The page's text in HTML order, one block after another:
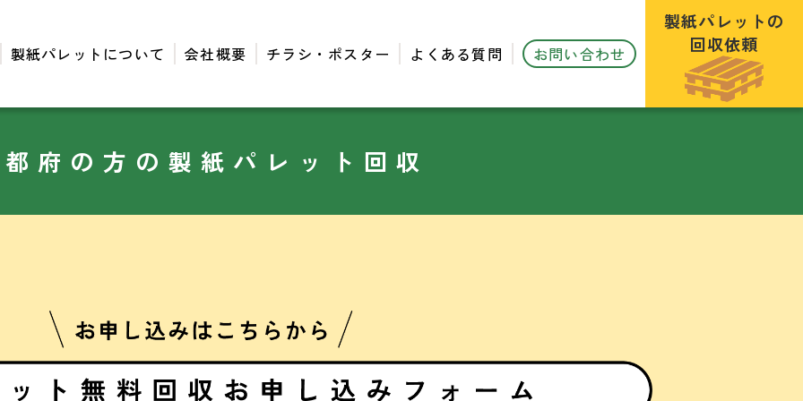
製紙パレットについて 会社概要 チラシ・ポスター よくある質問 お問い合わせ
製紙パレットの
回収依頼
府の方の製紙パレット回収